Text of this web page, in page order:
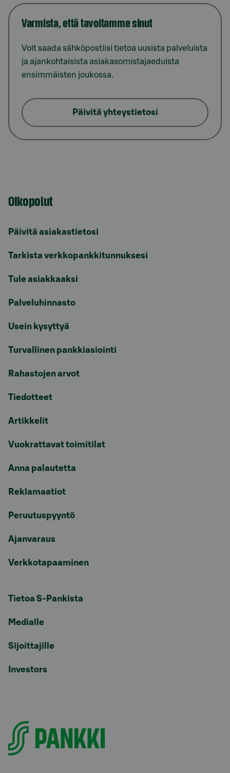
Varmista, että tavoitamme sinut
Voit saada sähköpostiisi tietoa uusista palveluista
ja ajankohtaisista asiakasomistajaeduista
ensimmäisten joukossa.
Päivitä yhteystietosi
Oikopolut
Päivitä asiakastietosi
Tarkista verkkopankkitunnuksesi
Tule asiakkaaksi
Palveluhinnasto
Usein kysyttyä
Turvallinen pankkiasiointi
Rahastojen arvot
Tiedotteet
Artikkelit
Vuokrattavat toimitilat
Anna palautetta
Reklamaatiot
Peruutuspyyntö
Ajanvaraus
Verkkotapaaminen
Tietoa S-Pankista
Medialle
Sijoittajille
Investors